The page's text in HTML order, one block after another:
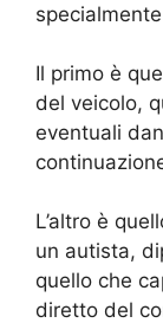
Il primo è
del veicolo,
eventuali
L’altro è
un autista,
quello che
diretto del